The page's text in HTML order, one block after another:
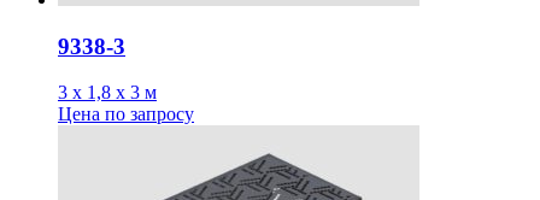
9338-3
3 х 1,8 х 3 м
Цена по запросу